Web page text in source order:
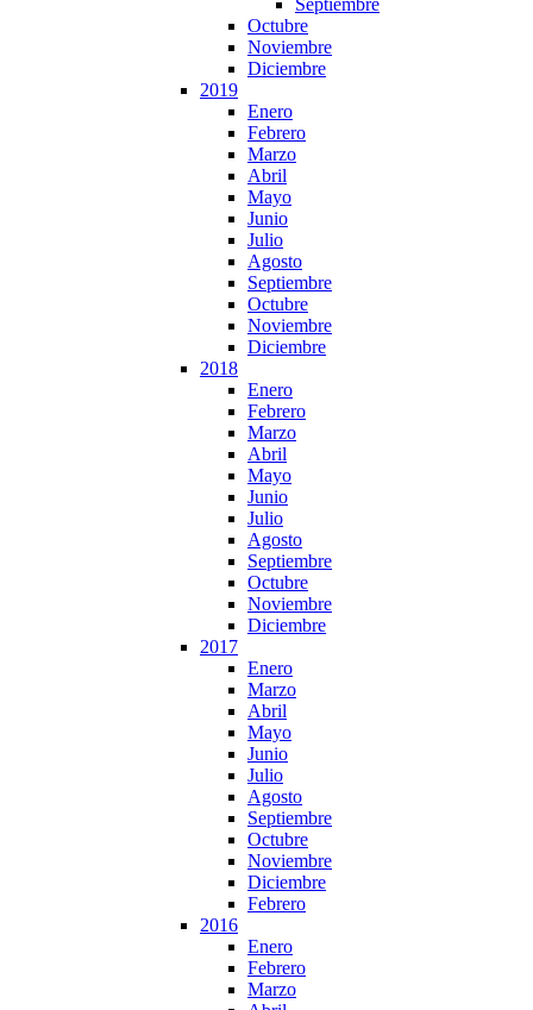
Septiembre
Octubre
Noviembre
Diciembre
2019
Enero
Febrero
Marzo
Abril
Mayo
Junio
Julio
Agosto
Septiembre
Octubre
Noviembre
Diciembre
2018
Enero
Febrero
Marzo
Abril
Mayo
Junio
Julio
Agosto
Septiembre
Octubre
Noviembre
Diciembre
2017
Enero
Marzo
Abril
Mayo
Junio
Julio
Agosto
Septiembre
Octubre
Noviembre
Diciembre
Febrero
2016
Enero
Febrero
Marzo